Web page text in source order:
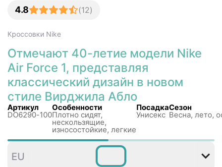
4.8 (12)
Кроссовки Nike
Отмечают 40-летие модели Nike
Air Force 1, представляя
классический дизайн в новом
стиле Вирджила Абло
Артикул
DO6290-100
Особенности
Плотно сидят,
нескользящиe,
износостойкие, легкие
Посадка
Унисекс
Сезон
Весна, лето,
38
EU